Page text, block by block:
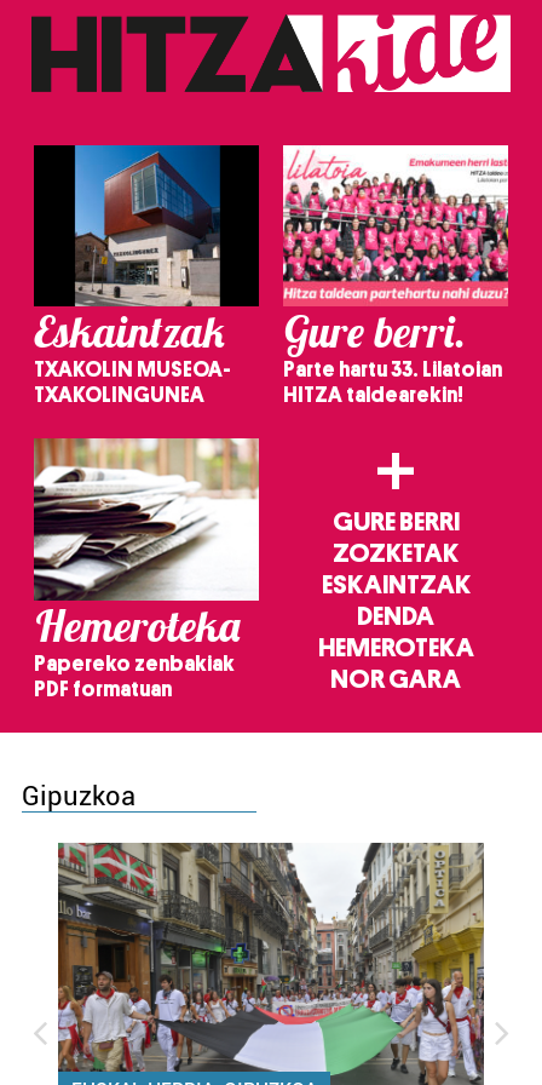
Eskaintzak
TXAKOLIN MUSEOA-
TXAKOLINGUNEA
Gure berri.
Parte hartu 33. Lilatoian
HITZA taldearekin!
Hemeroteka
Papereko zenbakiak
PDF formatuan
+
GURE BERRI
ZOZKETAK
ESKAINTZAK
DENDA
HEMEROTEKA
NOR GARA
Gipuzkoa